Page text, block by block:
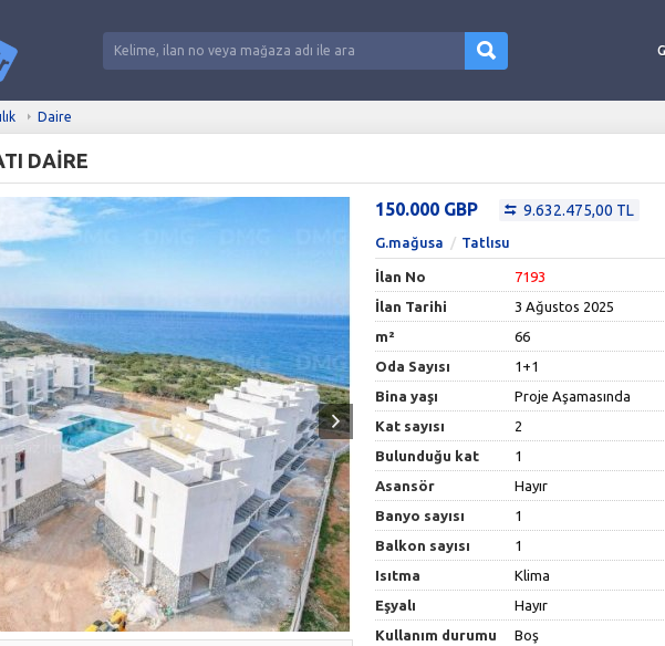
Daire
DAİRE
150.000 GBP 9.632.475,00 TL
G.mağusa Tatlısu
İlan No
7193
İlan Tarihi
3 Ağustos 2025
m²
66
Oda Sayısı
1+1
Bina yaşı
Proje Aşamasında
Kat sayısı
2
Bulunduğu kat
1
Asansör
Hayır
Banyo sayısı
1
Balkon sayısı
1
Isıtma
Klima
Eşyalı
Hayır
Kullanım durumu
Boş